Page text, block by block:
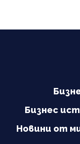
Бизнес
Новини от